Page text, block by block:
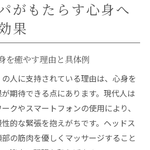
がもたらす心身へ
果
を癒やす理由と具体例
人に支持されている理由は、心身を
期待できる点にあります。現代人は
クやスマートフォンの使用により、
的な緊張を抱えがちです。ヘッドス
の筋肉を優しくマッサージすること